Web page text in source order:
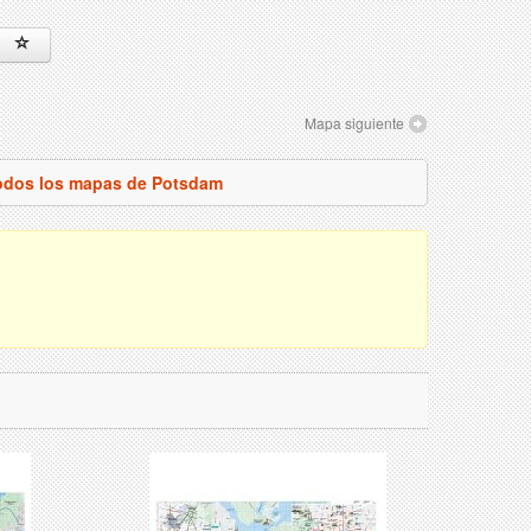
Mapa siguiente
los mapas de Potsdam